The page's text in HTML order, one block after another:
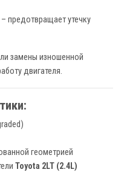
– предотвращает утечку
замены изношенной
двигателя.
геометрией
Toyota 2LT (2.4L)